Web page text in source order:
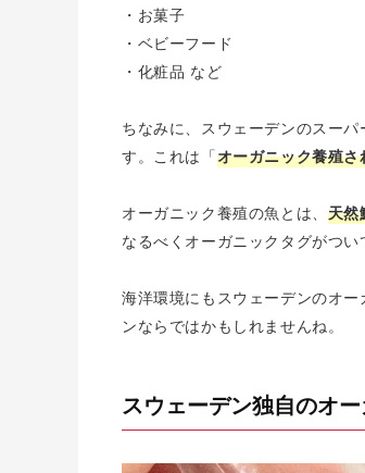
・お菓子
・ベビーフード
・化粧品 など
ちなみに、スウェーデンのスー
す。これは「オーガニック養殖さ
オーガニック養殖の魚とは、 天然
なるべくオーガニックタグがつ
海洋環境にもスウェーデンのオ
ンならではかもしれませんね。
スウェーデン独自のオ